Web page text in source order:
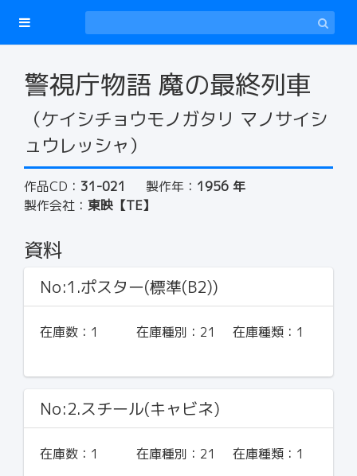
警視庁物語 魔の最終列車
（ケイシチョウモノガタリ マノサイシ
ュウレッシャ）
作品CD： 31-021 製作年： 1956 年
製作会社： 東映【TE】
資料
No:1.ポスター(標準(B2))
在庫数： 1 在庫種別： 21 在庫種類： 1
No:2.スチール(キャビネ)
在庫数： 1 在庫種別： 21 在庫種類： 1